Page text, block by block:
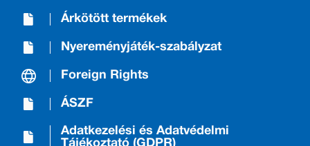
Árkötött termékek
Nyereményjáték-szabályzat
Foreign Rights
ÁSZF
Adatkezelési és Adatvédelmi
Tájékoztató (GDPR)